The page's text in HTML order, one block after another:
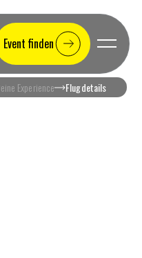
Event finden
Experience Flugdetails